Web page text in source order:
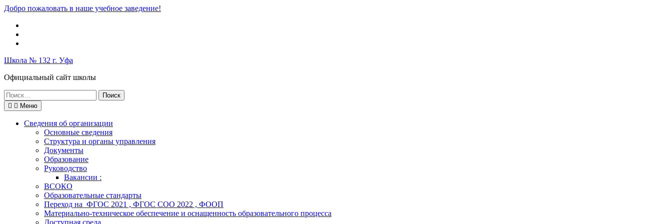
Перейти
содержимому
Добро пожаловать в наше учебное заведение!
Школа № 132 г. Уфа
Официальный сайт школы
Поиск
по:
Меню
Сведения об организации
Основные сведения
Структура и органы управления
Документы
Образование
Руководство
Вакансии :
ВСОКО
Образовательные стандарты
Переход на ФГОС 2021 , ФГОС СОО 2022 , ФООП
Материально-техническое обеспечение и оснащенность образовательного процесса
Доступная среда